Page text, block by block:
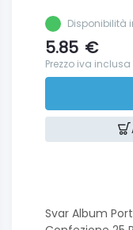
Disponibilità
5.85 €
Prezzo iva inclusa
Svar Album